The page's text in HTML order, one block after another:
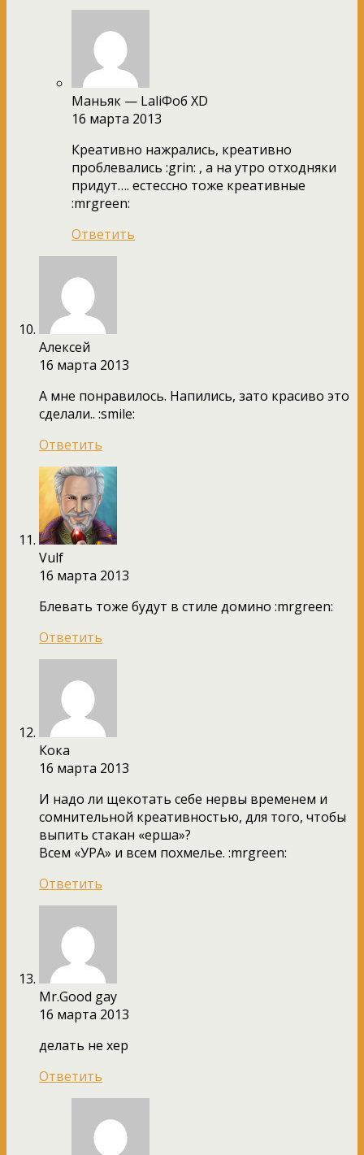
Маньяк — LaliФоб XD
16 марта 2013
Креативно нажрались, креативно
проблевались :grin: , а на утро отходняки
придут…. естессно тоже креативные
:mrgreen:
Ответить
Алексей
16 марта 2013
А мне понравилось. Напились, зато красиво это
сделали.. :smile:
Ответить
Vulf
16 марта 2013
Блевать тоже будут в стиле домино :mrgreen:
Ответить
Кока
16 марта 2013
И надо ли щекотать себе нервы временем и
сомнительной креативностью, для того, чтобы
выпить стакан «ерша»?
Всем «УРА» и всем похмелье. :mrgreen:
Ответить
Mr.Good gay
16 марта 2013
делать не хер
Ответить